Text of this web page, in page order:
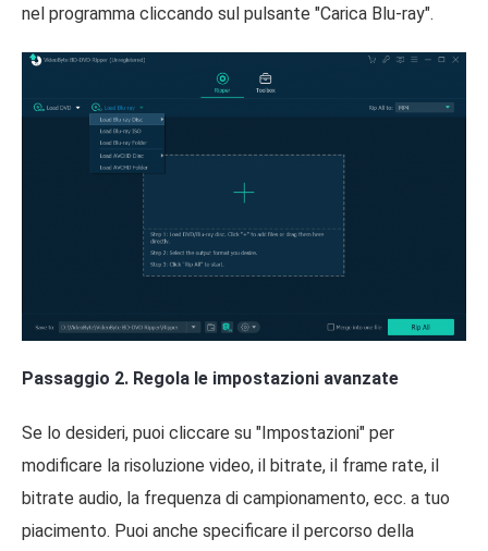
nel programma cliccando sul pulsante "Carica Blu-ray".
Passaggio 2. Regola le impostazioni avanzate
Se lo desideri, puoi cliccare su "Impostazioni" per
modificare la risoluzione video, il bitrate, il frame rate, il
bitrate audio, la frequenza di campionamento, ecc. a tuo
piacimento. Puoi anche specificare il percorso della